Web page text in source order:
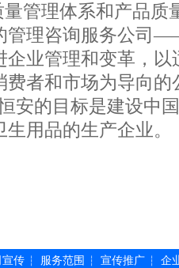
量管理体系和产品质
管理咨询服务公司
企业管理和变革，
费者和市场为导向的
安的目标是建设中
用品的生产企业。
宣传 ┆ 服务范围 ┆ 宣传推广 ┆ 企